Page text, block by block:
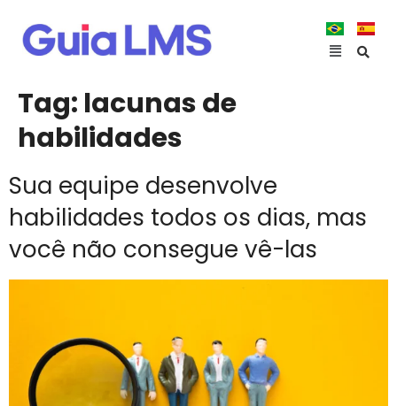
Tag: lacunas de
habilidades
Sua equipe desenvolve
habilidades todos os dias, mas
você não consegue vê-las